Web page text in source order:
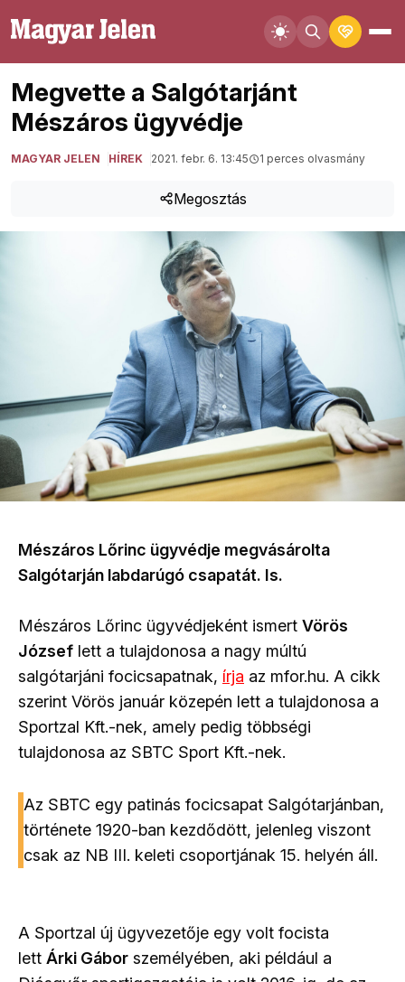
Megvette a Salgótarjánt
Mészáros ügyvédje
MAGYAR JELEN HÍREK 2021. febr. 6. 13:45 1 perces olvasmány
Megosztás
Mészáros Lőrinc ügyvédje megvásárolta
Salgótarján labdarúgó csapatát. Is.
Mészáros Lőrinc ügyvédjeként ismert Vörös
József lett a tulajdonosa a nagy múltú
salgótarjáni focicsapatnak, írja az mfor.hu. A cikk
szerint Vörös január közepén lett a tulajdonosa a
Sportzal Kft.-nek, amely pedig többségi
tulajdonosa az SBTC Sport Kft.-nek.
Az SBTC egy patinás focicsapat Salgótarjánban,
története 1920-ban kezdődött, jelenleg viszont
csak az NB III. keleti csoportjának 15. helyén áll.
A Sportzal új ügyvezetője egy volt focista
lett Árki Gábor személyében, aki például a